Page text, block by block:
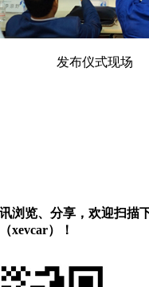
发布仪式现场
浏览、分享，欢迎扫描
xevcar）！